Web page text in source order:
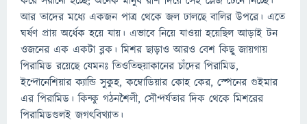
আর তাদের মধ্যে একজন পাত্র থেকে জল ঢালছে বালির উপরে। এতে
ঘর্ষণ প্রায় অর্ধেক হয়ে যায়। এভাবে নিয়ে যাওয়া হয়েছিল আড়াই টন
ওজনের এক একটা ব্লক। মিশর ছাড়াও আরও বেশ কিছু জায়গায়
পিরামিড রয়েছে যেমনঃ তিওতিহুয়াকানের চাঁদের পিরামিড,
ইন্দোনেশিয়ার ক্যান্ডি সুকুহ, কম্বোডিয়ার কোহ কের, স্পেনের গুইমার
এর পিরামিড। কিন্কু গঠনশৈলী, সৌন্দর্যতার দিক থেকে মিশরের
পিরামিডগুলই জগৎবিখ্যাত।